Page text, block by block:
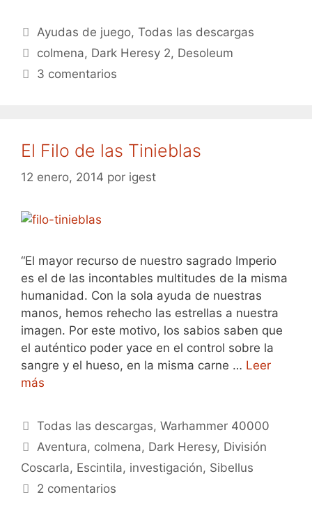
Categorías
Ayudas de juego,Todas las descargas
Etiquetas
colmena, Dark Heresy 2, Desoleum
3 comentarios
El Filo de las Tinieblas
12 enero, 2014 por igest
“El mayor recurso de nuestro sagrado Imperio
es el de las incontables multitudes de la misma
humanidad. Con la sola ayuda de nuestras
manos, hemos rehecho las estrellas a nuestra
imagen. Por este motivo, los sabios saben que
el auténtico poder yace en el control sobre la
sangre y el hueso, en la misma carne … Leer
más
Categorías
Todas las descargas,Warhammer 40000
Etiquetas
Aventura, colmena, Dark Heresy, División
Coscarla, Escintila, investigación, Sibellus
2 comentarios